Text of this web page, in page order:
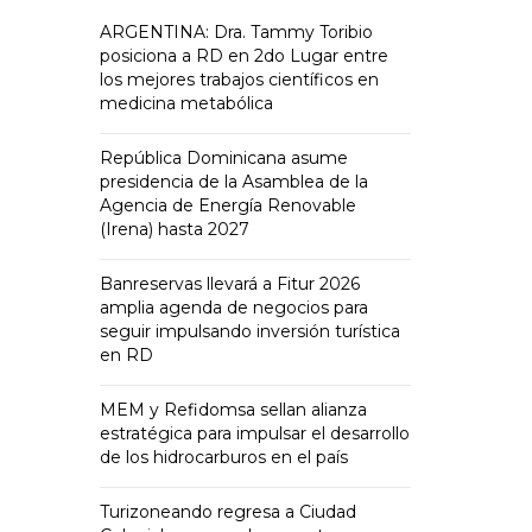
ARGENTINA: Dra. Tammy Toribio
posiciona a RD en 2do Lugar entre
los mejores trabajos científicos en
medicina metabólica
República Dominicana asume
presidencia de la Asamblea de la
Agencia de Energía Renovable
(Irena) hasta 2027
Banreservas llevará a Fitur 2026
amplia agenda de negocios para
seguir impulsando inversión turística
en RD
MEM y Refidomsa sellan alianza
estratégica para impulsar el desarrollo
de los hidrocarburos en el país
Turizoneando regresa a Ciudad